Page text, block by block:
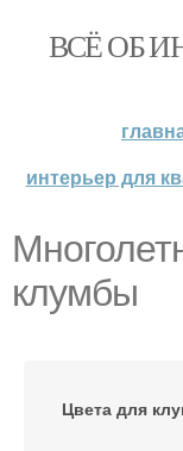
ВСЁ ОБ
интерьер для
клумбы
Цвета для